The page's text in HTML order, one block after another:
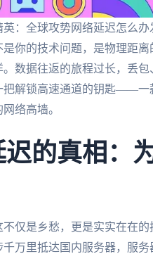
：全球攻势网络延迟怎么
你的技术问题，是物理距
数据往返的旅程过长，丢
把解锁高速通道的钥匙——一
络高墙。
的真相：
仅是乡愁，更是实实在在
万里抵达国内服务器，服